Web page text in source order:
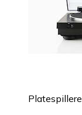
Platespillere